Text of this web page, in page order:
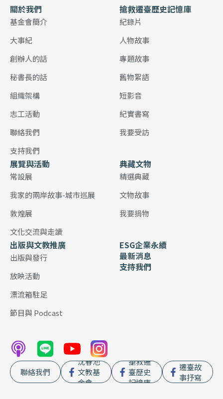
關於我們
基金會簡介
大事紀
創辦人的話
秘書長的話
組織架構
志工活動
聯絡我們
支持我們
搶救遷臺歷史記憶庫
紀錄片
人物故事
專題故事
舊物絮語
短影音
紀實書寫
我要受訪
展覽與活動
常設展
我家的兩岸故事-城市巡展
敦煌展
文化交流與走讀
典藏文物
精選典藏
文物故事
我要捐物
出版與文教推廣
出版與發行
放映活動
漂流箱駐足
節目與 Podcast
ESG企業永續
最新消息
支持我們
聯絡我們
沈春池
文教基
金會
搶救遷
臺歷史
記憶庫
遷臺故
事抒寫